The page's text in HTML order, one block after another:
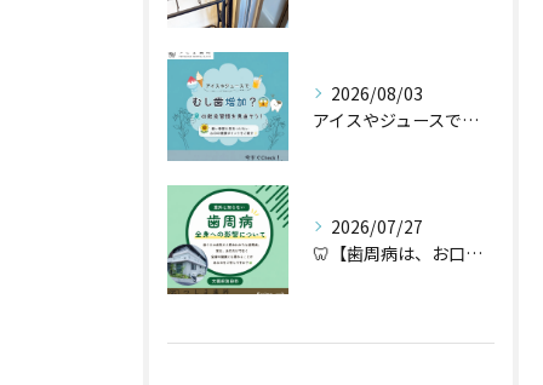
2026/08/03
アイスやジュースでむし歯増加？🦷
2026/07/27
🦷【歯周病は、お口だけの病気ではないかもしれません】🌿